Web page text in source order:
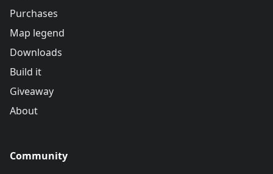
Purchases
Map legend
Downloads
Build it
Giveaway
About
Community